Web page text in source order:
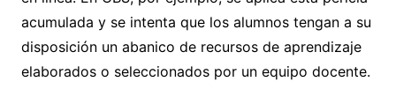
acumulada y se intenta que los alumnos tengan a su
disposición un abanico de recursos de aprendizaje
elaborados o seleccionados por un equipo docente.